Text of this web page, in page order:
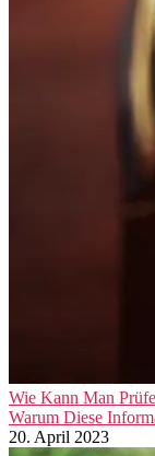
Wie Kann Man
Warum Diese
20. April 2023